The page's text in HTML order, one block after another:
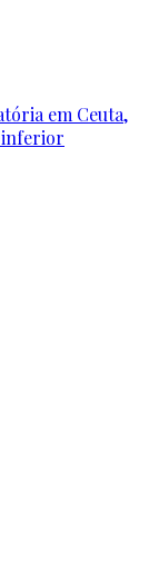
em Ceuta,
inferior